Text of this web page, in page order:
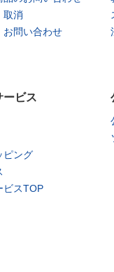
取消
お問い合わせ
ービス
ピング
ビスTOP